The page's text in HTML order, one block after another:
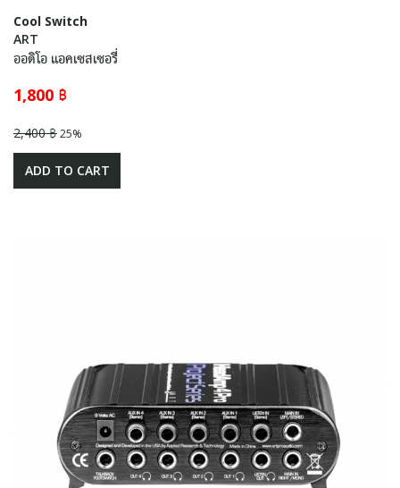
Cool Switch
ART
ออดิโอ แอคเซสเซอรี่
1,800 ฿
2,400 ฿25%
ADD TO CART